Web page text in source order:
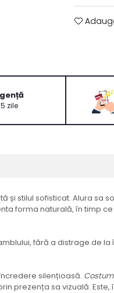
zile
și stilul sofisticat. Alura sa
forma naturală, în timp
fără a distrage de
silențioasă.
prezența sa vizuală.